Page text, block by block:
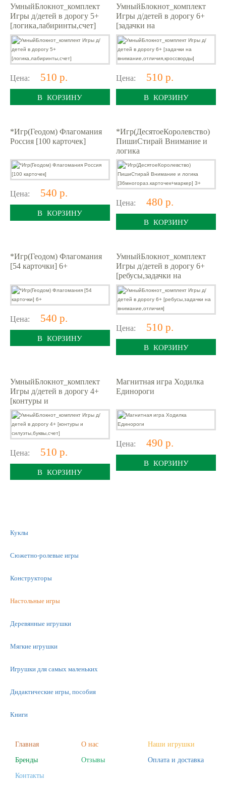
УмныйБлокнот_комплект
Игры д/детей в дорогу 5+
[логика,лабиринты,счет]
Цена: 510 р.
В КОРЗИНУ
УмныйБлокнот_комплект
Игры д/детей в дорогу 6+
[задачки на
внимание,отличия,кроссвор
ды]
Цена: 510 р.
В КОРЗИНУ
*Игр(Геодом) Флагомания
Россия [100 карточек]
Цена: 540 р.
В КОРЗИНУ
*Игр(ДесятоеКоролевство)
ПишиСтирай Внимание и
логика
[36многораз.карточек+марк
ер] 3+
Цена: 480 р.
В КОРЗИНУ
*Игр(Геодом) Флагомания
[54 карточки] 6+
Цена: 540 р.
В КОРЗИНУ
УмныйБлокнот_комплект
Игры д/детей в дорогу 6+
[ребусы,задачки на
внимание,отличия]
Цена: 510 р.
В КОРЗИНУ
УмныйБлокнот_комплект
Игры д/детей в дорогу 4+
[контуры и
силуэты,буквы,счет]
Цена: 510 р.
В КОРЗИНУ
Магнитная игра Ходилка
Единороги
Цена: 490 р.
В КОРЗИНУ
Куклы
Сюжетно-ролевые игры
Конструкторы
Настольные игры
Деревянные игрушки
Мягкие игрушки
Игрушки для самых маленьких
Дидактические игры, пособия
Книги
Фигурки
Главная О нас
Наши игрушки
Бренды
Отзывы
Оплата и доставка
Контакты